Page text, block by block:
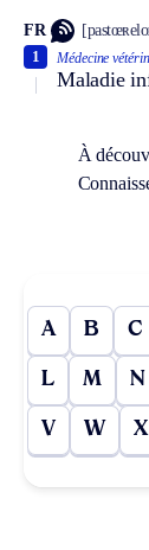
FR
Médecine
Maladie
1
À
A B C
L M N
V W X